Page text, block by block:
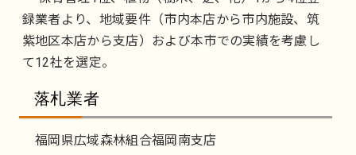
録業者より、地域要件（市内本店から市内施設、筑
紫地区本店から支店）および本市での実績を考慮し
て12社を選定。
落札業者
福岡県広域森林組合福岡南支店